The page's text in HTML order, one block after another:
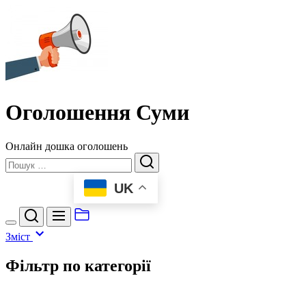
Оголошення Суми
Онлайн дошка оголошень
Пошук
UK
Зміст
Фільтр по категорії